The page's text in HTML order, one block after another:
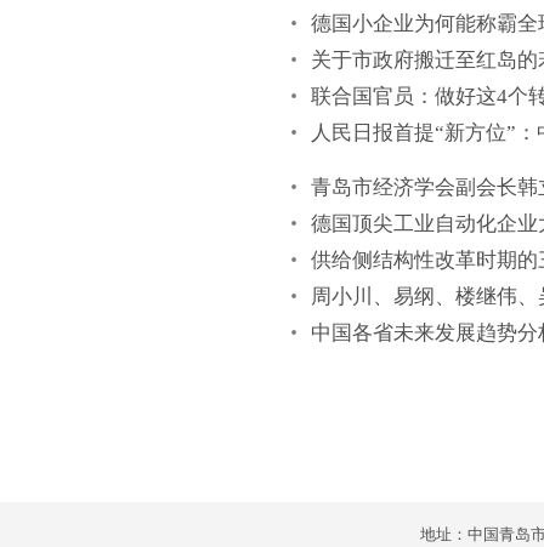
德国小企业为何能称霸
关于市政府搬迁至红岛的
联合国官员：做好这4个
人民日报首提“新方位”
青岛市经济学会副会长
德国顶尖工业自动化企业
供给侧结构性改革时期
周小川、易纲、楼继伟
中国各省未来发展趋势分
地址：中国青岛